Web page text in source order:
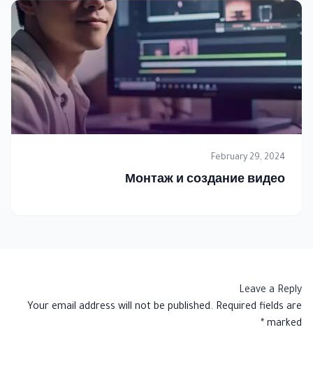
February 29, 2024
Монтаж и создание видео
Leave a Reply
Your email address will not be published. Required fields are
marked
*